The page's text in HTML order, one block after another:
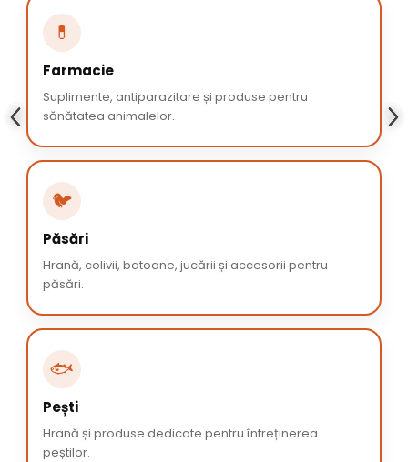
💊
Farmacie
Suplimente, antiparazitare și produse pentru
sănătatea animalelor.
🐦
Păsări
Hrană, colivii, batoane, jucării și accesorii pentru
păsări.
🐟
Pești
Hrană și produse dedicate pentru întreținerea
peștilor.